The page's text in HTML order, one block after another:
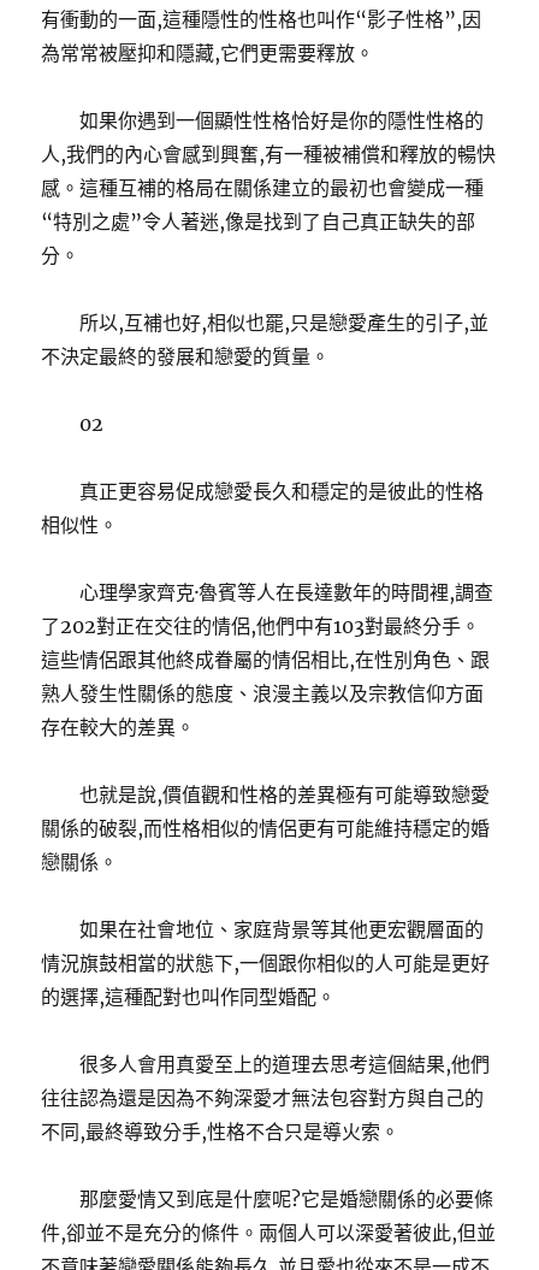
有衝動的一面,這種隱性的性格也叫作“影子性格”,因
為常常被壓抑和隱藏,它們更需要釋放。
如果你遇到一個顯性性格恰好是你的隱性性格的
人,我們的內心會感到興奮,有一種被補償和釋放的暢快
感。這種互補的格局在關係建立的最初也會變成一種
“特別之處”令人著迷,像是找到了自己真正缺失的部
分。
所以,互補也好,相似也罷,只是戀愛產生的引子,並
不決定最終的發展和戀愛的質量。
02
真正更容易促成戀愛長久和穩定的是彼此的性格
相似性。
心理學家齊克·魯賓等人在長達數年的時間裡,調查
了202對正在交往的情侶,他們中有103對最終分手。
這些情侶跟其他終成眷屬的情侶相比,在性別角色、跟
熟人發生性關係的態度、浪漫主義以及宗教信仰方面
存在較大的差異。
也就是說,價值觀和性格的差異極有可能導致戀愛
關係的破裂,而性格相似的情侶更有可能維持穩定的婚
戀關係。
如果在社會地位、家庭背景等其他更宏觀層面的
情況旗鼓相當的狀態下,一個跟你相似的人可能是更好
的選擇,這種配對也叫作同型婚配。
很多人會用真愛至上的道理去思考這個結果,他們
往往認為還是因為不夠深愛才無法包容對方與自己的
不同,最終導致分手,性格不合只是導火索。
那麼愛情又到底是什麼呢?它是婚戀關係的必要條
件,卻並不是充分的條件。兩個人可以深愛著彼此,但並